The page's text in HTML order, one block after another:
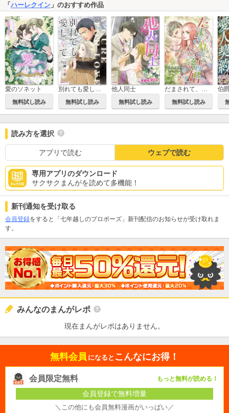
「ハーレクイン 」のおすすめ作品
愛のソネット
無料試し読み 無料試し読み
他人同士
無料試し読み 無料試し読み
伯
読み方を選択
アプリで読む ウェブで読む
専用アプリのダウンロード
サクサクまんがを読めて多機能！
新刊通知を受け取る
会員登録をすると「七年越しのプロポーズ」新刊配信のお知らせが受け取れま
す。
みんなのまんがレポ
現在まんがレポはありません。
無料会員 になると こんなにお得！
会員限定無料 もっと無料が読める！
会員登録で無料増量
＼この他にも会員無料漫画がいっぱい／